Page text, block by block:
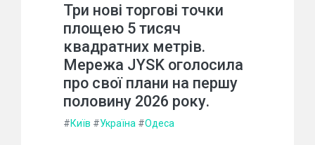
Три нові торгові точки
площею 5 тисяч
квадратних метрів.
Мережа JYSK оголосила
про свої плани на першу
половину 2026 року.
#Київ #Україна #Одеса